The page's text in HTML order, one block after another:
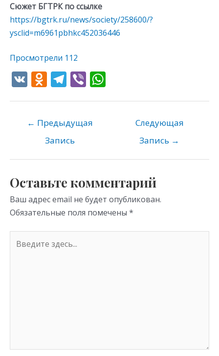
Сюжет БГТРК по ссылке
https://bgtrk.ru/news/society/258600/?
ysclid=m6961pbhkc452036446
Просмотрели 112
V
K
O
d
o
kl
as
ni
ki
T
el
gr
a
m
Vi
b
p
← Предыдущая
Запись
Следующая
Запись →
Оставьте комментарий
Ваш адрес email не будет опубликован.
Обязательные поля помечены *
здесь...